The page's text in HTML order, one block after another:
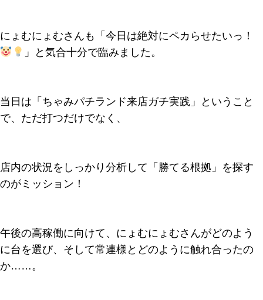
にょむにょむさんも「今日は絶対にペカらせたいっ！
」と気合十分で臨みました。
当日は「ちゃみパチランド来店ガチ実践」ということ
で、ただ打つだけでなく、
店内の状況をしっかり分析して「勝てる根拠」を探す
のがミッション！
午後の高稼働に向けて、にょむにょむさんがどのよう
に台を選び、そして常連様とどのように触れ合ったの
か……。